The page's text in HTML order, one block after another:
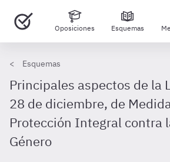
Oposiciones Esquemas
Esquemas
Principales aspectos de la
28 de diciembre, de
Protección Integral contra
Género